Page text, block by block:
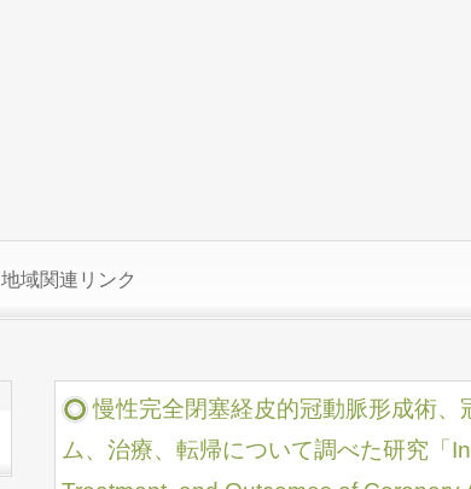
地域関連リンク
慢性完全閉塞経皮的冠動脈形成術
ム、治療、転帰について調べた研究「